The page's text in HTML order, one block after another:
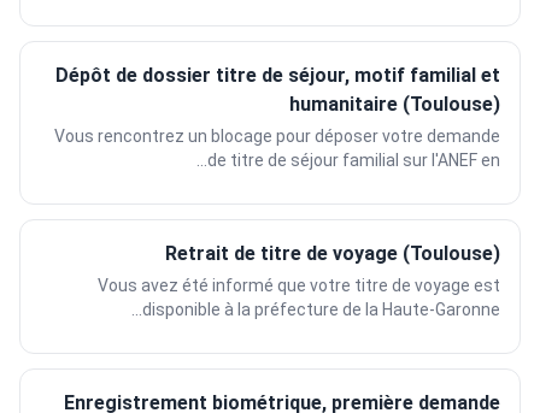
Dépôt de dossier titre de séjour, motif familial et
humanitaire (Toulouse)
Vous rencontrez un blocage pour déposer votre demande
de titre de séjour familial sur l'ANEF en...
Retrait de titre de voyage (Toulouse)
Vous avez été informé que votre titre de voyage est
disponible à la préfecture de la Haute-Garonne...
Enregistrement biométrique, première demande